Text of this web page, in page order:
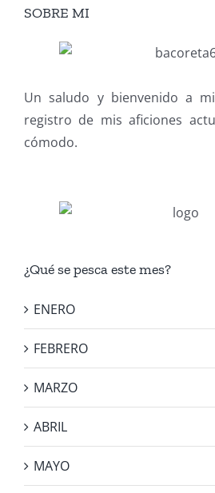
SOBRE MI
Un saludo y bienvenido a
registro de mis aficiones
cómodo.
¿Qué se pesca este mes?
ENERO
FEBRERO
MARZO
ABRIL
MAYO